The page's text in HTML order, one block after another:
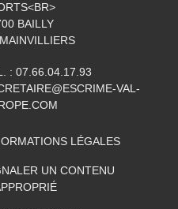
BAILLY
: 07.66.04.17.93
VAL-
LÉGALES
UN CONTENU